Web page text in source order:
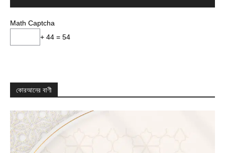
Math Captcha
+ 44 = 54
কোরআনের বাণী